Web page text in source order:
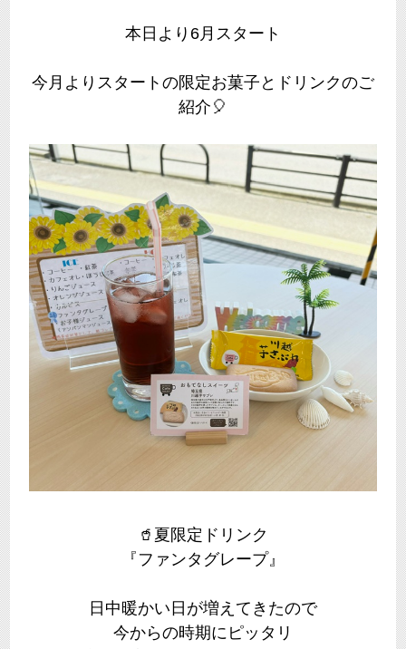
本日より6月スタート
今月よりスタートの限定お菓子とドリンクのご
紹介🎈
🥤夏限定ドリンク
『ファンタグレープ』
日中暖かい日が増えてきたので
今からの時期にピッタリ